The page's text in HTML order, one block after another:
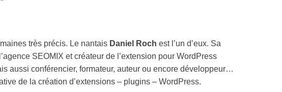
très précis. Le nantais Daniel Roch est l’un d’eux. Sa
SEOMIX et créateur de l’extension pour WordPress
aussi conférencier, formateur, auteur ou encore développeur…
de la création d’extensions – plugins – WordPress.